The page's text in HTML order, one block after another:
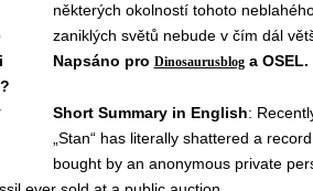
některých okolností tohoto
zaniklých světů nebude v čím dál
Napsáno pro Dinosaurusbloga OSEL.
Short Summary in English:
„Stan“ has literally shattered a
bought by an anonymous private